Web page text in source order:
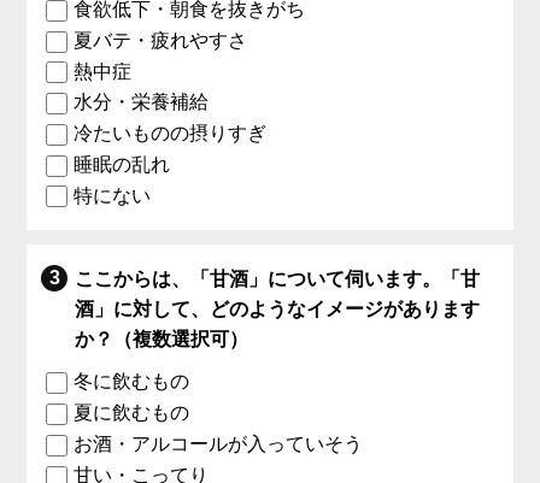
食欲低下・朝食を抜きがち
夏バテ・疲れやすさ
熱中症
水分・栄養補給
冷たいものの摂りすぎ
睡眠の乱れ
特にない
ここからは、「甘酒」について伺います。「甘
酒」に対して、どのようなイメージがあります
か？（複数選択可）
冬に飲むもの
夏に飲むもの
お酒・アルコールが入っていそう
甘い・こってり